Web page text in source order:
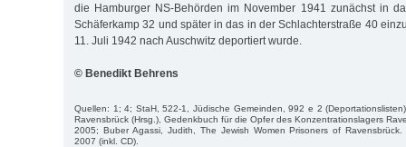
die Hamburger NS-Behörden im November 1941 zunächst in
Schäferkamp 32 und später in das in der Schlachterstraße 40
11. Juli 1942 nach Auschwitz deportiert wurde.
© Benedikt Behrens
Quellen: 1; 4; StaH, 522-1, Jüdische Gemeinden, 992 e 2
Ravensbrück (Hrsg.), Gedenkbuch für die Opfer des Konzentrationslagers
2005; Buber Agassi, Judith, The Jewish Women Prisoners of
2007 (inkl. CD).